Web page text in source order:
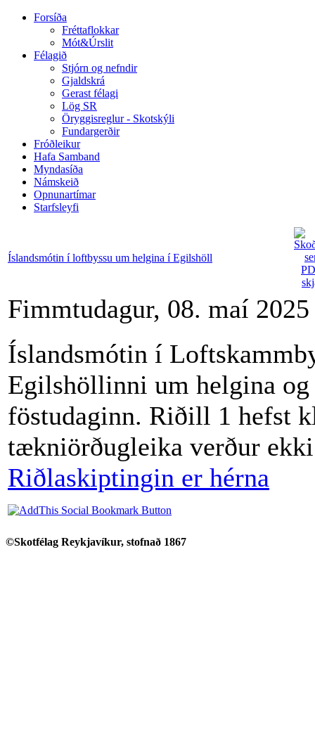
Forsíða
Fréttaflokkar
Mót&Úrslit
Félagið
Stjórn og nefndir
Gjaldskrá
Gerast félagi
Lög SR
Öryggisreglur - Skotskýli
Fundargerðir
Fróðleikur
Hafa Samband
Myndasíða
Námskeið
Opnunartímar
Starfsleyfi
Íslandsmótin í loftbyssu um helgina í Egilshöll
Fimmtudagur, 08. maí
Íslandsmótin í
Egilshöllinni um helgina
föstudaginn. Riðill 1 hefst
tækniörðugleika verður
Riðlaskiptingin er hérna
©Skotfélag Reykjavíkur, stofnað 1867